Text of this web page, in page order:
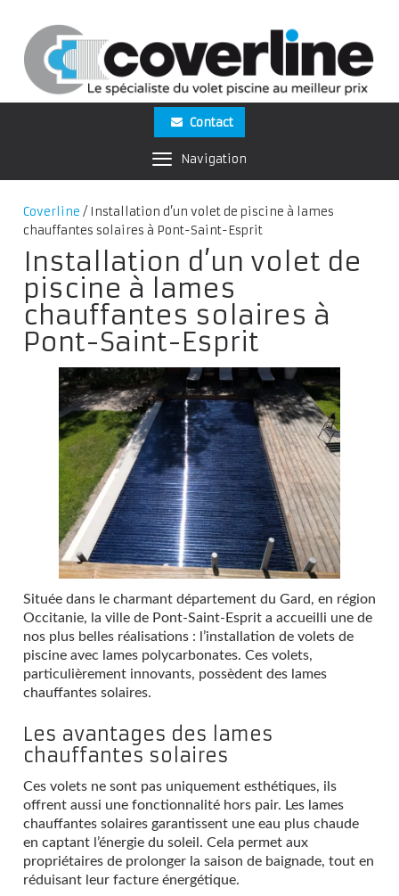
Navigation
Contact
Coverline / Installation d’un volet de piscine à lames
chauffantes solaires à Pont-Saint-Esprit
Installation d’un volet de
piscine à lames
chauffantes solaires à
Pont-Saint-Esprit
Située dans le charmant département du Gard, en région
Occitanie, la ville de Pont-Saint-Esprit a accueilli une de
nos plus belles réalisations : l’installation de volets de
piscine avec lames polycarbonates. Ces volets,
particulièrement innovants, possèdent des lames
chauffantes solaires.
Les avantages des lames
chauffantes solaires
Ces volets ne sont pas uniquement esthétiques, ils
offrent aussi une fonctionnalité hors pair. Les lames
chauffantes solaires garantissent une eau plus chaude
en captant l’énergie du soleil. Cela permet aux
propriétaires de prolonger la saison de baignade, tout en
réduisant leur facture énergétique.